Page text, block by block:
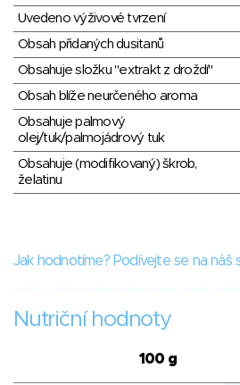
Uvedeno výživové tvrzení
Obsah přidaných dusitanů
Obsahuje složku "extrakt z droždí"
Obsah blíže neurčeného aroma
Obsahuje palmový
olej/tuk/palmojádrový tuk
Obsahuje (modifikovaný) škrob,
želatinu
Jak hodnotíme? Podívejte se na náš
Nutriční hodnoty
100 g